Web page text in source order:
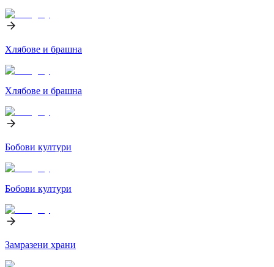
Хлябове и брашна
Хлябове и брашна
Бобови култури
Бобови култури
Замразени храни